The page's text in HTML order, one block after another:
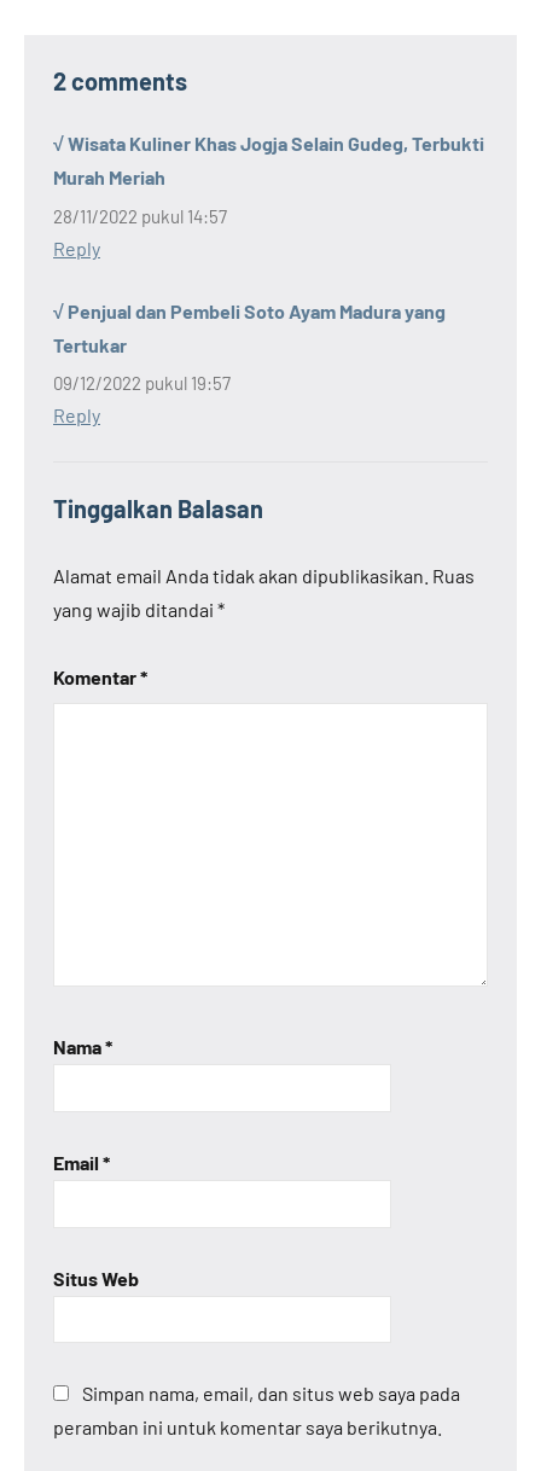
2 comments
√ Wisata Kuliner Khas Jogja Selain Gudeg, Terbukti
Murah Meriah
28/11/2022 pukul 14:57
Reply
√ Penjual dan Pembeli Soto Ayam Madura yang
Tertukar
09/12/2022 pukul 19:57
Reply
Tinggalkan Balasan
Alamat email Anda tidak akan dipublikasikan. Ruas
yang wajib ditandai *
Komentar*
Nama*
Email *
Situs Web
Simpan nama, email, dan situs web saya pada
peramban ini untuk komentar saya berikutnya.